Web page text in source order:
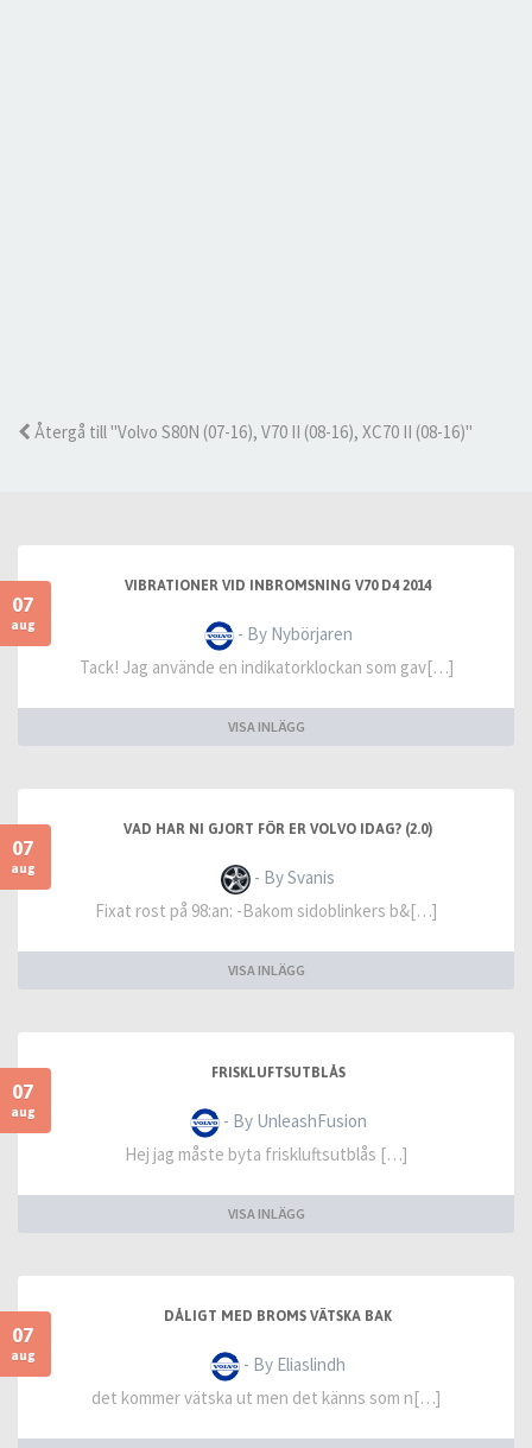
Återgå till "Volvo S80N (07-16), V70 II (08-16), XC70 II (08-16)"
07
aug
VIBRATIONER VID INBROMSNING V70 D4 2014
- By Nybörjaren
Tack! Jag använde en indikatorklockan som gav[…]
VISA INLÄGG
07
aug
VAD HAR NI GJORT FÖR ER VOLVO IDAG? (2.0)
- By Svanis
Fixat rost på 98:an: -Bakom sidoblinkers b&[…]
VISA INLÄGG
07
aug
FRISKLUFTSUTBLÅS
- By UnleashFusion
Hej jag måste byta friskluftsutblås […]
VISA INLÄGG
07
aug
DÅLIGT MED BROMS VÄTSKA BAK
- By Eliaslindh
det kommer vätska ut men det känns som n[…]